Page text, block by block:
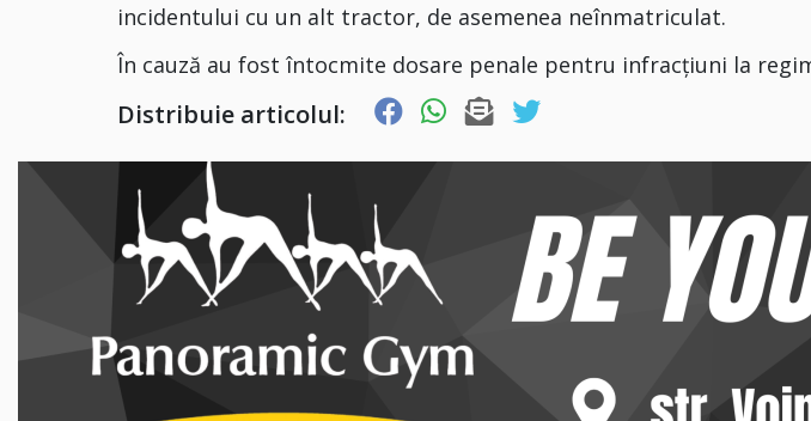
incidentului cu un alt tractor, de asemenea neînmatriculat.
În cauză au fost întocmite dosare penale pentru infracțiuni la
Distribuie articolul: